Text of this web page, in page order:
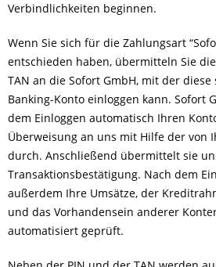
Verbindlichkeiten beginnen.
Wenn Sie sich für die Zahlungsart
entschieden haben, übermitteln Sie
TAN an die Sofort GmbH, mit der
Banking-Konto einloggen kann. Sofort
dem Einloggen automatisch Ihren
Überweisung an uns mit Hilfe der von
durch. Anschließend übermittelt sie
Transaktionsbestätigung. Nach dem
außerdem Ihre Umsätze, der
und das Vorhandensein anderer
automatisiert geprüft.